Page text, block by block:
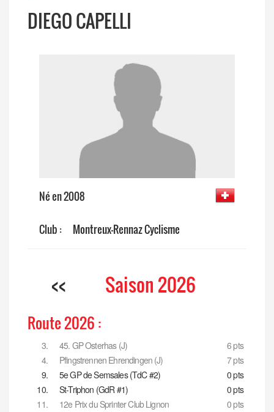
DIEGO CAPELLI
Né en 2008
Club : Montreux-Rennaz Cyclisme
<< Saison 2026
Route 2026 :
3. 45. GP Osterhas (J)
6 pts
4.
Pfingstrennen Ehrendingen (J)
7 pts
9.
5e GP de Semsales (TdC #2)
0 pts
10.
St-Triphon (GdR #1)
0 pts
11.
12e Prix du Sprinter Club Lignon
0 pts